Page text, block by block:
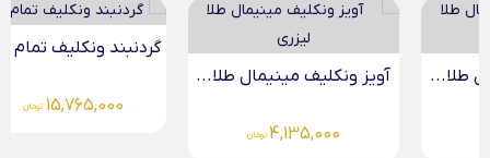
آویز ونکلیف مینیمال طلا...
4,135,000 تومان
گردنبند ونکلیف تمام طلا
15,765,000 تومان